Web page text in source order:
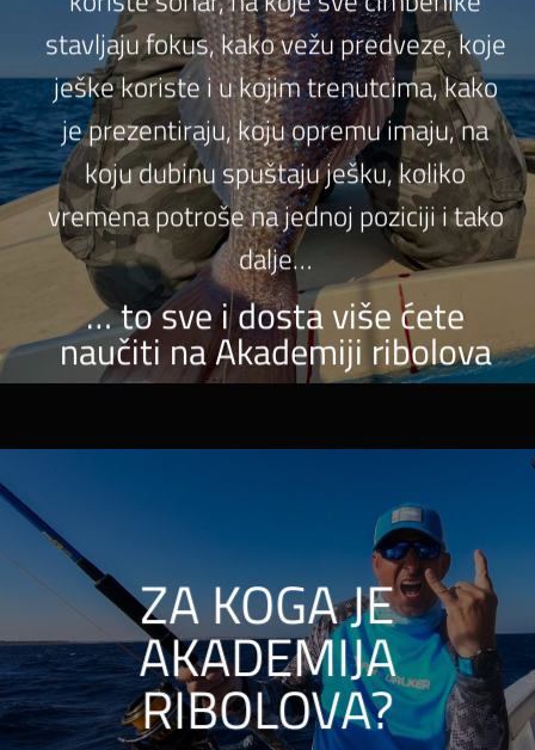
stavljaju fokus, kako vežu predveze, koje
ješke koriste i u kojim trenutcima, kako
je prezentiraju, koju opremu imaju, na
koju dubinu spuštaju ješku, koliko
vremena potroše na jednoj poziciji i tako
dalje…
… to sve i dosta više ćete
naučiti na Akademiji ribolova
ZA KOGA JE
AKADEMIJA
RIBOLOVA?